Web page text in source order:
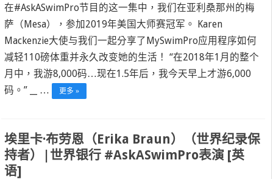
在#AskASwimPro节目的这一集中，我们在亚利桑那州的梅
萨（Mesa），参加2019年美国大师赛冠军。 Karen
Mackenzie大使与我们一起分享了MySwimPro应用程序如何
减轻110磅体重并永久改变她的生活！ “在2018年1月的整个
月中，我游8,000码…现在1.5年后，我今天早上才游6,000
码。” __ …
更多 »
埃里卡·布劳恩（Erika Braun）（世界纪录保
持者）|世界银行 #AskASwimPro表演 [英
语]